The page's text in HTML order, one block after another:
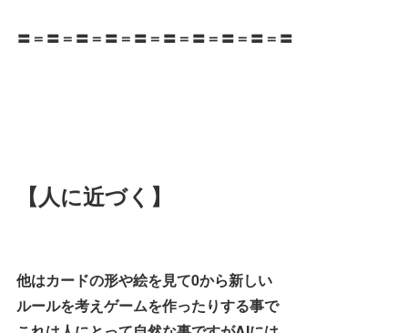
〓＝〓＝〓＝〓＝〓＝〓＝〓＝〓＝〓＝〓
【人に近づく】
他はカードの形や絵を見て0から新しい
ルールを考えゲームを作ったりする事で